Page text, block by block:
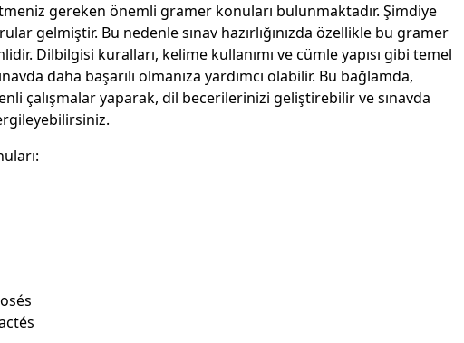
gereken önemli gramer konuları bulunmaktadır. Şimdiye
gelmiştir. Bu nedenle sınav hazırlığınızda özellikle bu gramer
Dilbilgisi kuralları, kelime kullanımı ve cümle yapısı gibi temel
daha başarılı olmanıza yardımcı olabilir. Bu bağlamda,
çalışmalar yaparak, dil becerilerinizi geliştirebilir ve sınavda